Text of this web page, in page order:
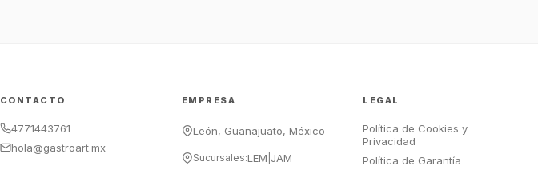
Métodos de envío y entrega
Ver sucursales y contacto
CONTACTO
4771443761
hola@gastroart.mx
EMPRESA
León, Guanajuato, México
Sucursales:LEM JAM
LEGAL
Política de Cookies y
Privacidad
Política de Garantía